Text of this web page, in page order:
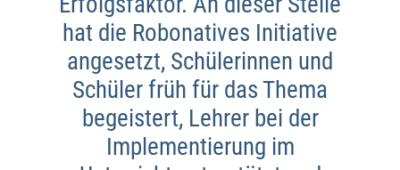
hat die Robonatives Initiative
angesetzt, Schülerinnen und
Schüler früh für das Thema
begeistert, Lehrer bei der
Implementierung im